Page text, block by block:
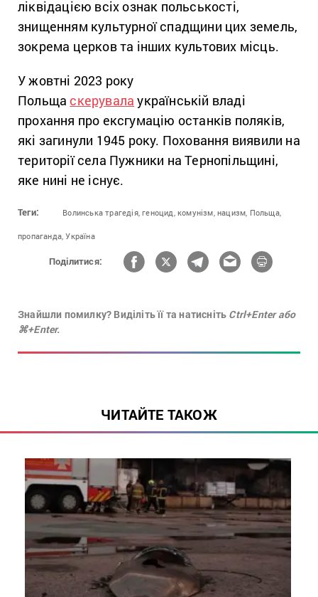
ліквідацією всіх ознак польськості,
знищенням культурної спадщини цих земель,
зокрема церков та інших культових місць.
У жовтні 2023 року
Польща скерувала українській владі
прохання про ексгумацію останків поляків,
які загинули 1945 року. Поховання виявили на
території села Пужники на Тернопільщині,
яке нині не існує.
Теги: Волинська трагедія, геноцид, комунізм, нацизм, Польща,
пропаганда, Україна
Поділитися:
Знайшли помилку? Виділіть її та натисніть Ctrl+Enter або
⌘+Enter.
ЧИТАЙТЕ ТАКОЖ